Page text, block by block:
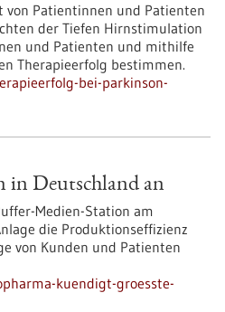
von Patientinnen und Patienten
der Tiefen Hirnstimulation
und Patienten und mithilfe
Therapieerfolg bestimmen.
bei-parkinson-
in Deutschland an
Medien-Station am
die Produktionseffizienz
von Kunden und Patienten
kuendigt-groesste-